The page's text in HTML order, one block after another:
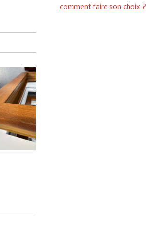
comment faire son choix ?